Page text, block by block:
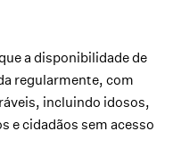
a disponibilidade de
regularmente, com
incluindo idosos,
e cidadãos sem acesso